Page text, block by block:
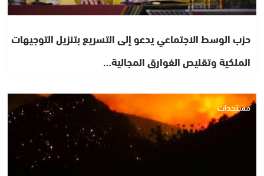
حزب الوسط الاجتماعي يدعو إلى التسريع بتنزيل التوجيهات
الملكية وتقليص الفوارق المجالية…
مستجدات